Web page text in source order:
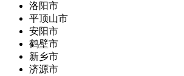
洛阳市
平顶山市
安阳市
鹤壁市
新乡市
济源市